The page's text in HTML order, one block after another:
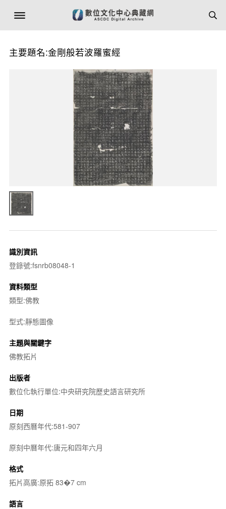
主要題名:金剛般若波羅蜜經
識別資訊
登錄號:fsnrb08048-1
資料類型
類型:佛教
型式:靜態圖像
主題與關鍵字
佛教拓片
出版者
數位化執行單位:中央研究院歷史語言研究所
日期
原刻西曆年代:581-907
原刻中曆年代:唐元和四年六月
格式
拓片高廣:原拓 83�7 cm
語言